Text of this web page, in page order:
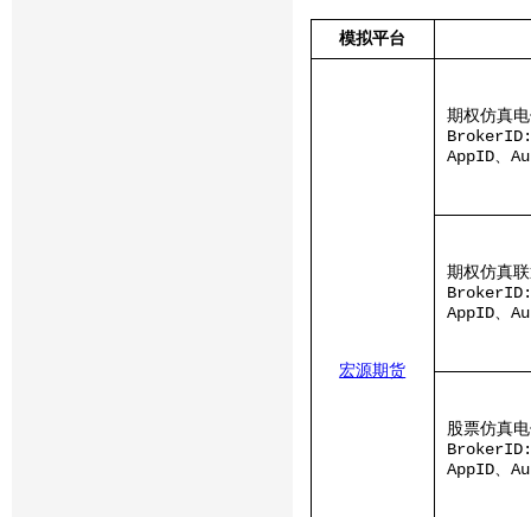
模拟平台
宏源期货
期权仿真
AppID、
期权仿真
AppID、
股票仿真
AppID、